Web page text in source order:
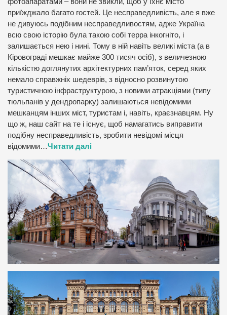
фотоапаратами – вони не звикли, щоб у їхнє місто
приїжджало багато гостей. Це несправедливість, але я вже
не дивуюсь подібним несправедливостям, адже Україна
всю свою історію була такою собі терра інкогніто, і
залишається нею і нині. Тому в ній навіть великі міста (а в
Кіровограді мешкає майже 300 тисяч осіб), з величезною
кількістю доглянутих архітектурних пам’яток, серед яких
немало справжніх шедеврів, з відносно розвинутою
туристичною інфраструктурою, з новими атракціями (типу
тюльпанів у дендропарку) залишаються невідомими
мешканцям інших міст, туристам і, навіть, краєзнавцям. Ну
що ж, наш сайт на те і існує, щоб намагатись виправити
подібну несправедливість, зробити невідомі місця
відомими…Читати далі